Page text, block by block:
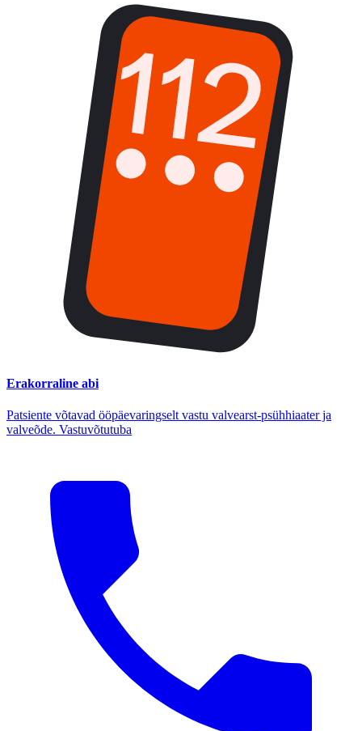
Erakorraline abi
Patsiente võtavad ööpäevaringselt vastu valvearst-psühhiaater ja
valveõde. Vastuvõtutuba